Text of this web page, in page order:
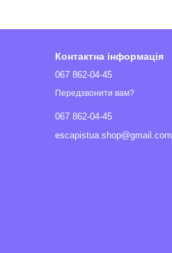
Контактна інформація
067 862-04-45
Передзвонити вам?
067 862-04-45
escapistua.shop@gmail.com